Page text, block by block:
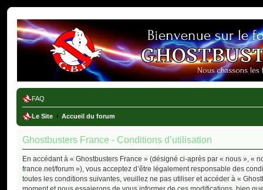
Ghostbusters France
FAQ
Le Site Accueil du forum
Ghostbusters France - Conditions d’utilisation
En accédant à « Ghostbusters France » (désigné ci-après par « nous », «
france.net/forum »), vous acceptez d’être légalement responsable des
toutes les conditions suivantes, veuillez ne pas utiliser et accéder à «